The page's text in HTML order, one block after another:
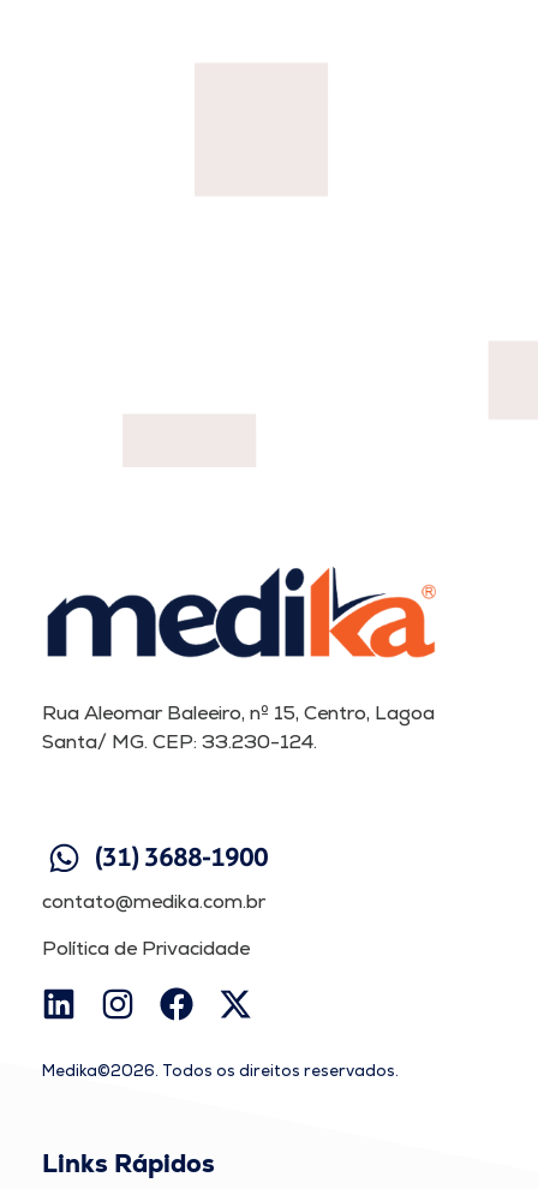
Rua Aleomar Baleeiro, nº 15, Centro, Lagoa
Santa/ MG. CEP: 33.230-124.
(31) 3688-1900
contato@medika.com.br
Política de Privacidade
Medika©2026. Todos os direitos reservados.
Links Rápidos